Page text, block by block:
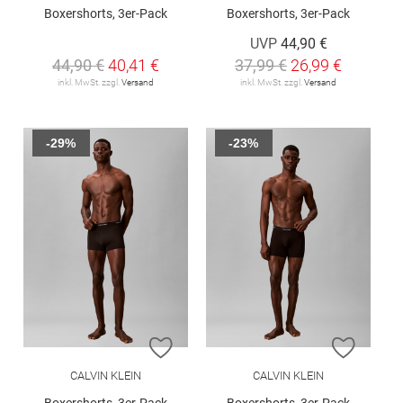
Boxershorts, 3er-Pack
44,90 €40,41 €
inkl. MwSt. zzgl. Versand
Boxershorts, 3er-Pack
UVP 44,90 €
37,99 € 26,99 €
inkl. MwSt. zzgl. Versand
ZUR WUNSCHLISTE HINZUFÜGEN
CALVIN KLEIN
-29%
ZUR
CALVIN KLEIN
-23%